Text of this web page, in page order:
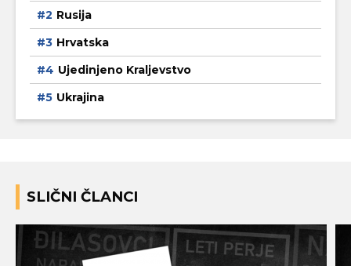
Rusija
Hrvatska
Ujedinjeno Kraljevstvo
Ukrajina
SLIČNI ČLANCI